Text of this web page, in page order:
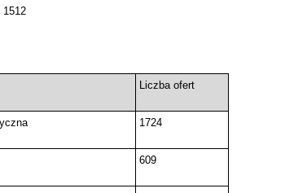
1512
Liczba ofert
1724
609